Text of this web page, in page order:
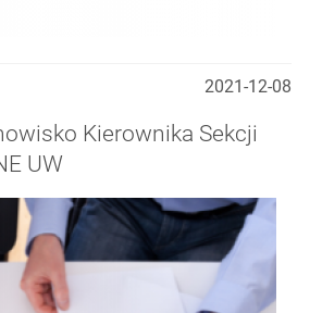
2021-12-08
Kierownika Sekcji
UW